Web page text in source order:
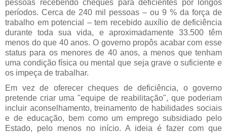
pessoas recebendo cheques para deficientes por longos
períodos. Cerca de 240 mil pessoas – ou 9 % da força de
trabalho em potencial – tem recebido auxílio de deficiência
durante toda sua vida, e aproximadamente 33.500 têm
menos do que 40 anos. O governo propôs acabar com esse
status para os menores de 40 anos, a menos que tenham
uma condição física ou mental que seja grave o suficiente e
os impeça de trabalhar.
Em vez de oferecer cheques de deficiência, o governo
pretende criar uma "equipe de reabilitação", que poderiam
incluir aconselhamento, treinamento de habilidades sociais
e de educação, bem como um emprego subsidiado pelo
Estado, pelo menos no início. A ideia é fazer com que